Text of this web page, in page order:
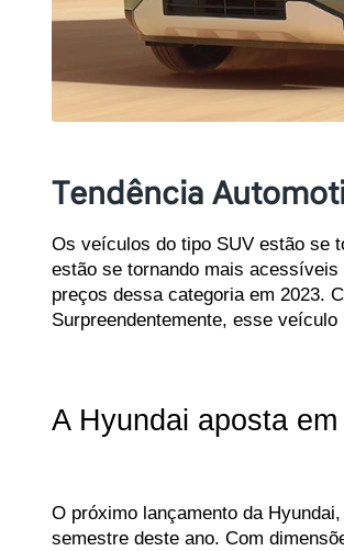
Tendência
Os veículos do tipo SUV estão se
estão se tornando mais
preços dessa categoria em 2023.
Surpreendentemente, esse
A Hyundai aposta
O próximo lançamento da
semestre deste ano. Com